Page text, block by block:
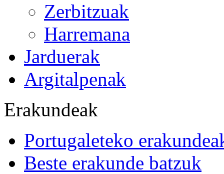
Zerbitzuak
Harremana
Jarduerak
Argitalpenak
Erakundeak
Portugaleteko
Beste erakunde batzuk